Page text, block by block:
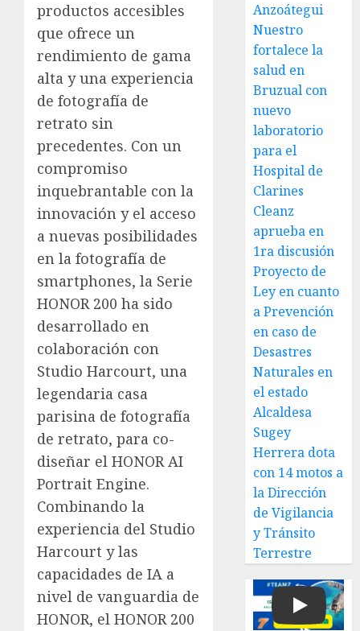
productos accesibles
que ofrece un
rendimiento de gama
alta y una experiencia
de fotografía de
retrato sin
precedentes. Con un
compromiso
inquebrantable con la
innovación y el acceso
a nuevas posibilidades
en la fotografía de
smartphones, la Serie
HONOR 200 ha sido
desarrollado en
colaboración con
Studio Harcourt, una
legendaria casa
parisina de fotografía
de retrato, para co-
diseñar el HONOR AI
Portrait Engine.
Combinando la
experiencia del Studio
Harcourt y las
capacidades de IA a
nivel de vanguardia de
HONOR, el HONOR 200
Anzoátegui
Nuestro
fortalece la
salud en
Bruzual con
nuevo
laboratorio
para el
Hospital de
Clarines
Cleanz
aprueba en
1ra discusión
Proyecto de
Ley en cuanto
a Prevención
en caso de
Desastres
Naturales en
el estado
Alcaldesa
Sugey
Herrera dota
con 14 motos a
la Dirección
de Vigilancia
y Tránsito
Terrestre
Play